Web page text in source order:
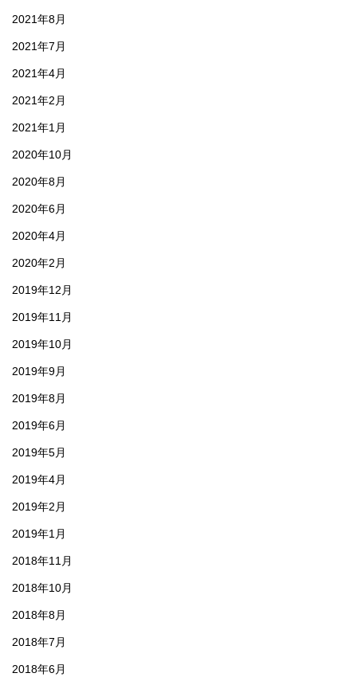
2021年8月
2021年7月
2021年4月
2021年2月
2021年1月
2020年10月
2020年8月
2020年6月
2020年4月
2020年2月
2019年12月
2019年11月
2019年10月
2019年9月
2019年8月
2019年6月
2019年5月
2019年4月
2019年2月
2019年1月
2018年11月
2018年10月
2018年8月
2018年7月
2018年6月